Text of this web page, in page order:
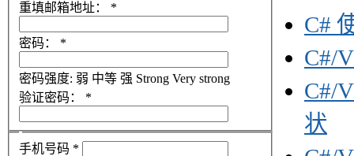
C#
C#/
C#/
状
重填邮箱地址： *
密码： *
密码强度: 弱 中等 强 Strong Very strong
验证密码：
*
手机号码 *